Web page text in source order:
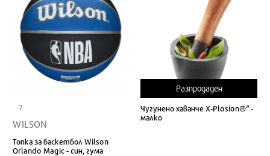
7
WILSON
Топка за баскетбол Wilson
Orlando Magic - син, гума
Разпродаден
Чугунено хаванче X-Plosion®“ -
малко